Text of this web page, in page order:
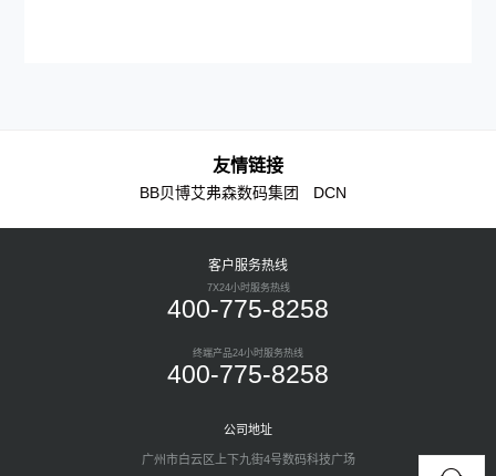
友情链接
BB贝博艾弗森数码集团 DCN
客户服务热线
7X24小时服务热线
400-775-8258
终端产品24小时服务热线
400-775-8258
公司地址
广州市白云区上下九街4号数码科技广场